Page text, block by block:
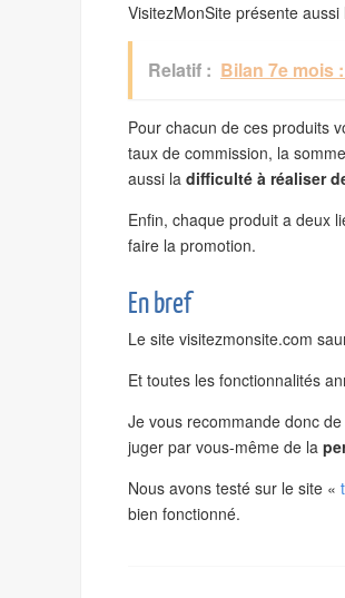
VisitezMonSite présente aussi
Relatif : Bilan 7e mois
Pour chacun de ces produits
taux de commission, la
aussi la difficulté à réaliser
Enfin, chaque produit a deux
faire la promotion.
En bref
Le site visitezmonsite.com
Et toutes les fonctionnalités
Je vous recommande donc
juger par vous-même de la
Nous avons testé sur le site «
bien fonctionné.